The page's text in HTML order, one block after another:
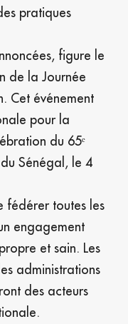
pratiques
figure le
de la Journée
Cet événement
pour la
du 65ᵉ
Sénégal, le 4
fédérer toutes les
engagement
et sain. Les
administrations
des acteurs